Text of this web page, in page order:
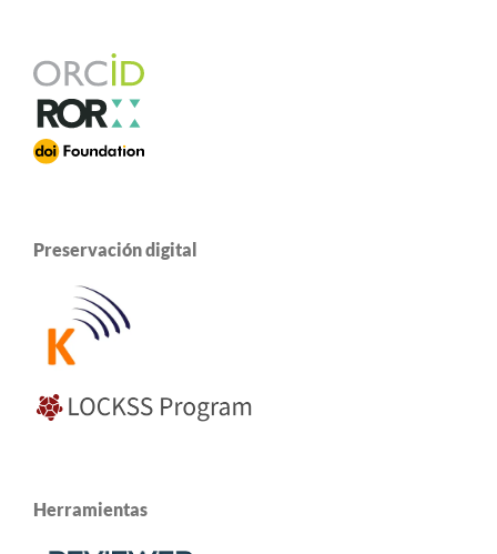
Preservación digital
Herramientas